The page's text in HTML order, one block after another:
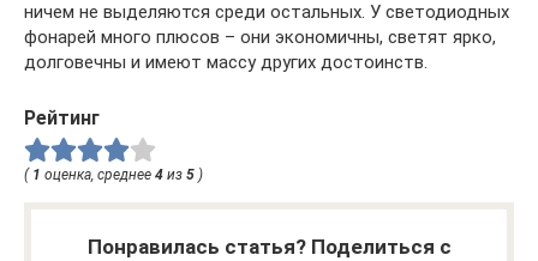
ничем не выделяются среди остальных. У светодиодных
фонарей много плюсов – они экономичны, светят ярко,
долговечны и имеют массу других достоинств.
Рейтинг
( 1 оценка, среднее 4 из 5 )
Понравилась статья? Поделиться с